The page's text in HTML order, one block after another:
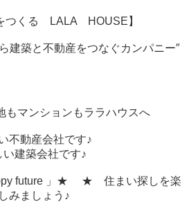
つくる LALA HOUSE】
建築と不動産をつなぐカンパニー″
もマンションもララハウスへ
不動産会社です♪
い建築会社です♪
future 」★ ★ 住まい探しを楽
しみましょう♪